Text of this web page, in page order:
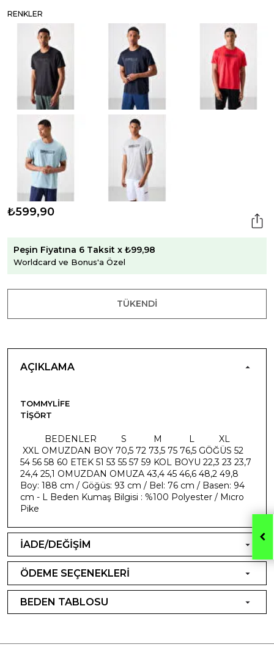
RENKLER
₺599,90
Peşin Fiyatına 6 Taksit x ₺99,98
Worldcard ve Bonus'a Özel
TÜKENDI
AÇIKLAMA
TOMMYLIFE
TIŞÖRT
​ BEDENLER S M L XL
XXL OMUZDAN BOY 70,5 72 73,5 75 76,5 GÖĞÜS 52
54 56 58 60 ETEK 51 53 55 57 59 KOL BOYU 22,3 23 23,7
24,4 25,1 OMUZDAN OMUZA 43,4 45 46,6 48,2 49,8
Boy: 188 cm / Göğüs: 93 cm / Bel: 76 cm / Basen: 94
cm - L Beden Kumaş Bilgisi : %100 Polyester / Mıcro
Pike
İADE/DEĞİŞİM
ÖDEME SEÇENEKLERİ
BEDEN TABLOSU